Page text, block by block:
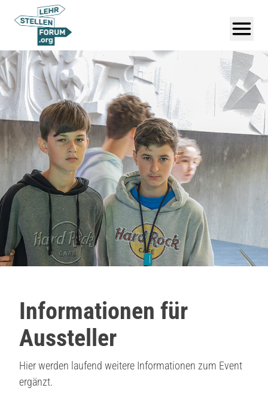
Informationen für
Aussteller
Hier werden laufend weitere Informationen zum Event
ergänzt.